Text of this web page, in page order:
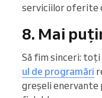
serviciilor oferite
8. Mai
Să fim sinceri:
ul de programări
greșeli enervante